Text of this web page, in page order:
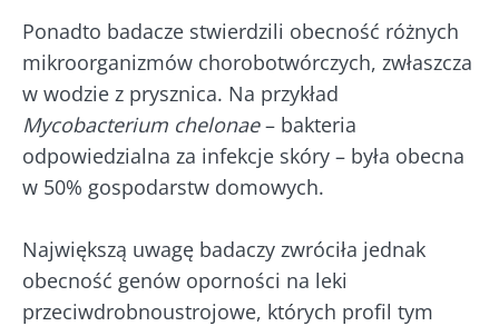
Ponadto badacze stwierdzili obecność różnych
mikroorganizmów chorobotwórczych, zwłaszcza
w wodzie z prysznica. Na przykład
Mycobacterium chelonae– bakteria
odpowiedzialna za infekcje skóry – była obecna
w 50% gospodarstw domowych.
Największą uwagę badaczy zwróciła jednak
obecność genów oporności na leki
przeciwdrobnoustrojowe, których profil tym
wśród mi...
Dowiedz się
więcej
mikrobioty. Od
Dowiedz się
więcej